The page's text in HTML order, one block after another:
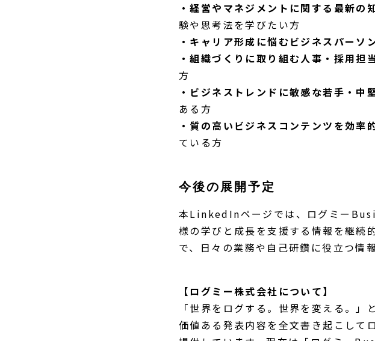
・経営やマネジメントに関する最新の
験や思考法を学びたい方
・キャリア形成に悩むビジネスパーソ
・組織づくりに取り組む人事・採用担
方
・ビジネストレンドに敏感な若手・中
ある方
・質の高いビジネスコンテンツを効率
ている方
今後の展開予定
本LinkedInページでは、ログミー
様の学びと成長を支援する情報を継続
で、日々の業務や自己研鑽に役立つ情
【ログミー株式会社について】
「世界をログする。世界を変える。」
価値ある発表内容を全文書き起こして